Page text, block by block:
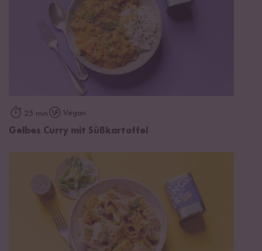
25 min Vegan
Gelbes Curry mit Süßkartoffel